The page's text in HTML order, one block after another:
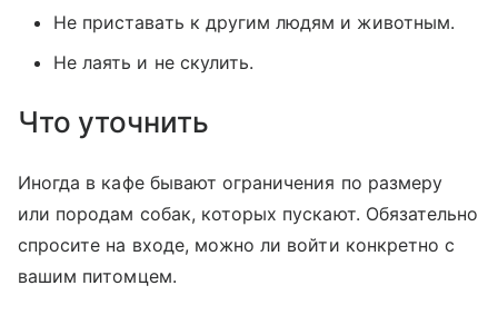
Не приставать к другим людям и животным.
Не лаять и не скулить.
Что уточнить
Иногда в кафе бывают ограничения по размеру
или породам собак, которых пускают. Обязательно
спросите на входе, можно ли войти конкретно с
вашим питомцем.